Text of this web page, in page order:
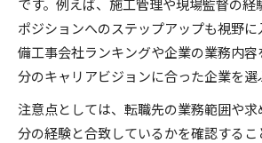
ポジションへのステップアップも視野
備工事会社ランキングや企業の業務内
分のキャリアビジョンに合った企業を選
注意点としては、転職先の業務範囲や
分の経験と合致しているかを確認する